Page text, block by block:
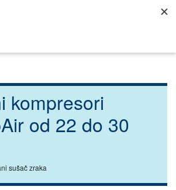
kompresori
od 22 do 30
sušač zraka